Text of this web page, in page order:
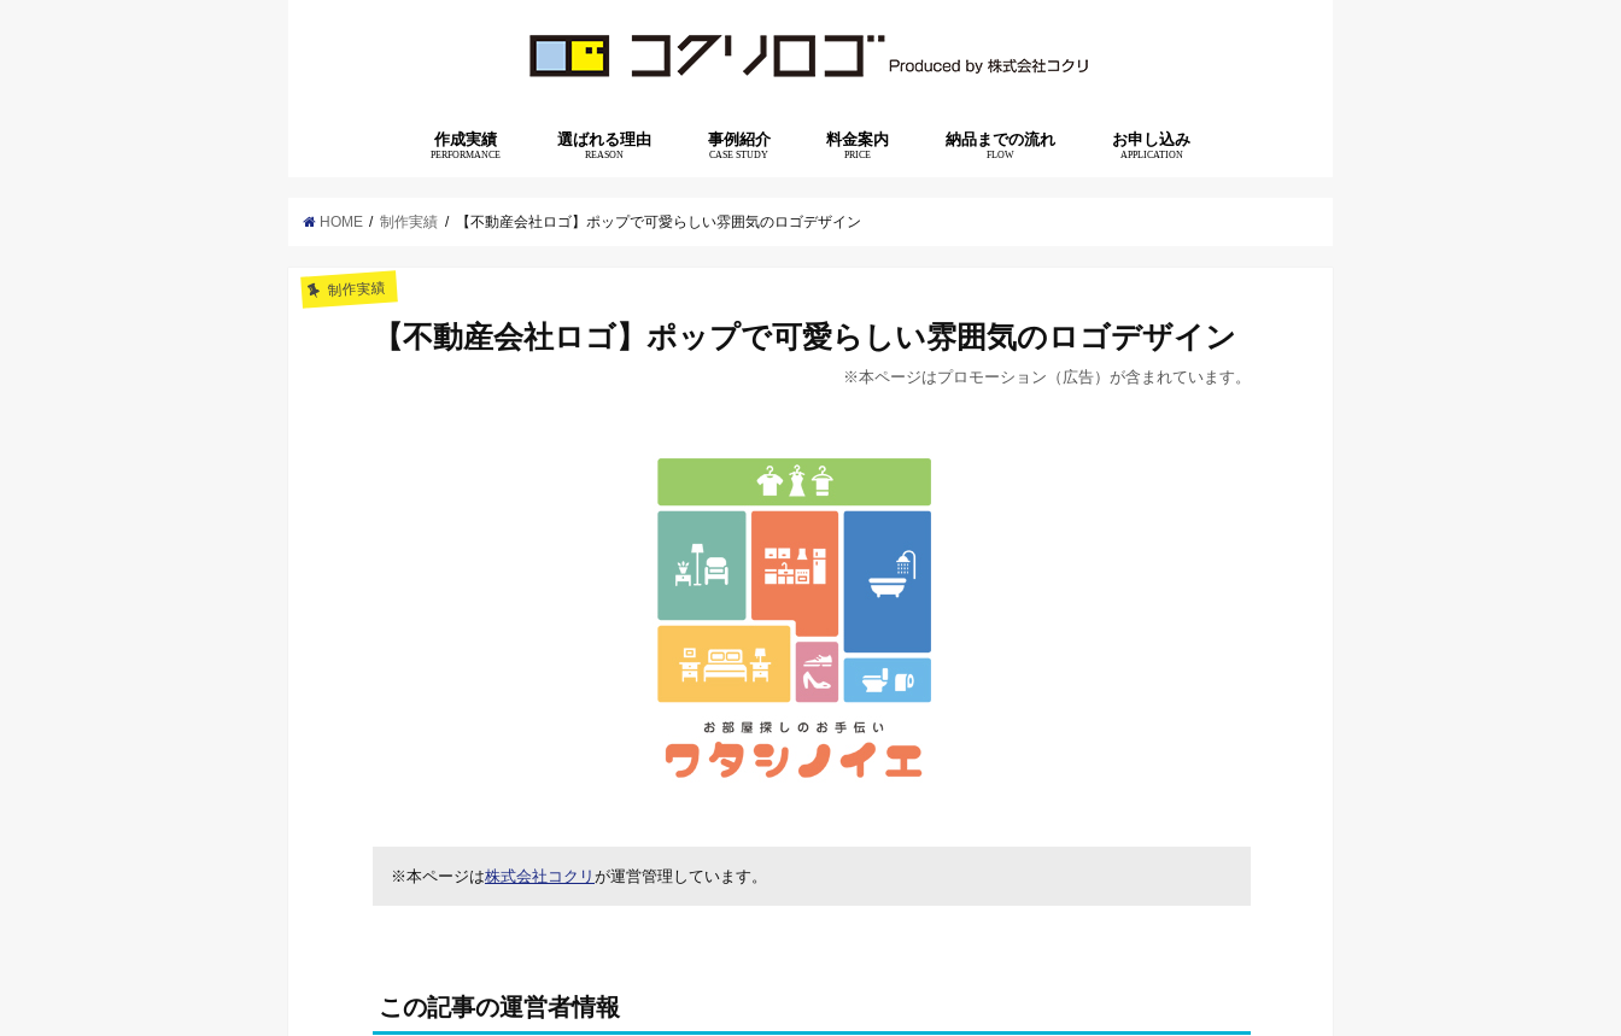
作成実績
PERFORMANCE
選ばれる理由
REASON
事例紹介
CASE STUDY
料金案内
PRICE
納品までの流れ
FLOW
お申し込み
APPLICATION
HOME 制作実績 【不動産会社ロゴ】ポップで可愛らしい雰囲気のロゴデザイン
制作実績
【不動産会社ロゴ】ポップで可愛らしい雰囲気のロゴデザイン
※本ページはプロモーション（広告）が含まれています。
※本ページは株式会社コクリ が運営管理しています。
この記事の運営者情報